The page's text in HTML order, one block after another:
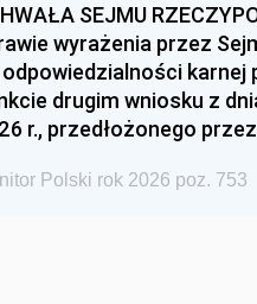
SEJMU
wyrażenia przez
karnej
drugim wniosku z
r., przedłożonego
Polski rok 2026 poz. 753